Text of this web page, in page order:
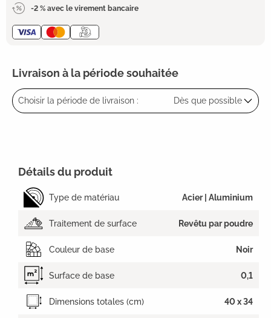
-2 % avec le virement bancaire
Livraison à la période souhaitée
Choisir la période de livraison : Dès que possible
Détails du produit
Type de matériau Acier | Aluminium
Traitement de surface Revêtu par poudre
Couleur de base Noir
Surface de base 0,1
Dimensions totales (cm) 40 x 34